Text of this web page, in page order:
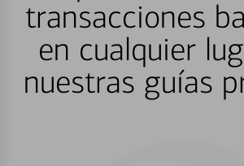
transacciones
en cualquier
nuestras guías